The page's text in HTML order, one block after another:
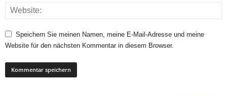
Speichern Sie meinen Namen, meine E-Mail-Adresse und meine
Website für den nächsten Kommentar in diesem Browser.